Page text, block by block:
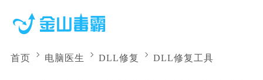
首页 电脑医生 DLL修复 DLL修复工具